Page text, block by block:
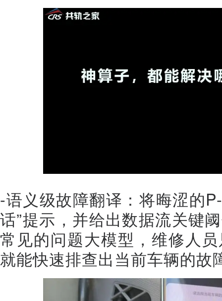
-语义级故障翻译：将晦涩的
话”提示，并给出数据流关键
常见的问题大模型，维修人
就能快速排查出当前车辆的故